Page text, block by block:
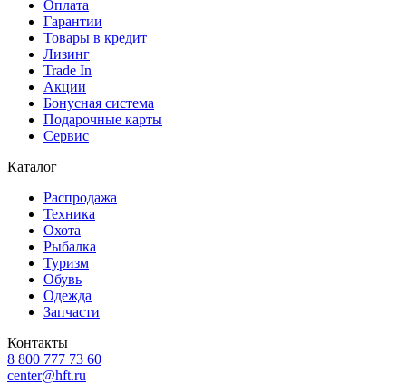
Оплата
Гарантии
Товары в кредит
Лизинг
Trade In
Акции
Бонусная система
Подарочные карты
Сервис
Каталог
Распродажа
Техника
Охота
Рыбалка
Туризм
Обувь
Одежда
Запчасти
Контакты
8 800 777 73 60
center@hft.ru